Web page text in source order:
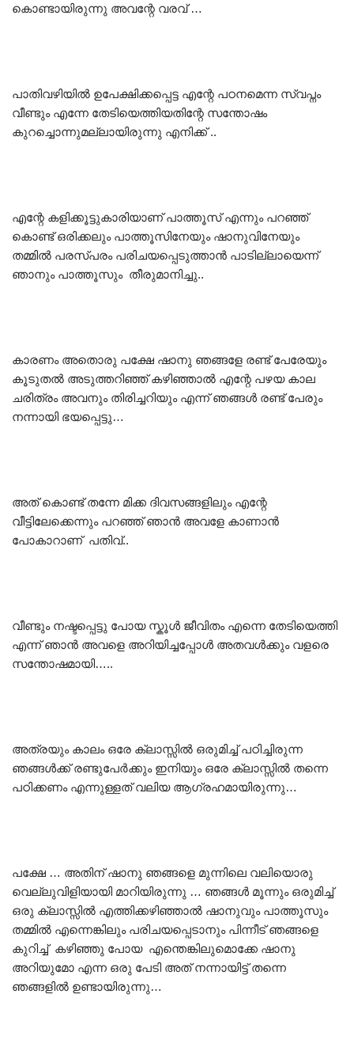
കൊണ്ടായിരുന്നു അവന്റേ വരവ് …
പാതിവഴിയിൽ ഉപേക്ഷിക്കപ്പെട്ട എന്റേ പഠനമെന്ന സ്വപ്നം
വീണ്ടും എന്നേ തേടിയെത്തിയതിന്റേ സന്തോഷം
കുറച്ചൊന്നുമല്ലായിരുന്നു എനിക്ക് ..
എന്റേ കളിക്കൂട്ടുകാരിയാണ് പാത്തൂസ് എന്നും പറഞ്ഞ്
കൊണ്ട് ഒരിക്കലും പാത്തൂസിനേയും ഷാനുവിനേയും
തമ്മിൽ പരസ്പരം പരിചയപ്പെടുത്താൻ പാടില്ലായെന്ന്
ഞാനും പാത്തൂസും തീരുമാനിച്ചു..
കാരണം അതൊരു പക്ഷേ ഷാനു ഞങ്ങളേ രണ്ട് പേരേയും
കൂടുതൽ അടുത്തറിഞ്ഞ് കഴിഞ്ഞാൽ എന്റേ പഴയ കാല
ചരിത്രം അവനും തിരിച്ചറിയും എന്ന് ഞങ്ങൾ രണ്ട് പേരും
നന്നായി ഭയപ്പെട്ടു…
അത് കൊണ്ട് തന്നേ മിക്ക ദിവസങ്ങളിലും എന്റേ
വീട്ടിലേക്കെന്നും പറഞ്ഞ് ഞാൻ അവളേ കാണാൻ
പോകാറാണ് പതിവ്..
വീണ്ടും നഷ്ടപ്പെട്ടു പോയ സ്കൂൾ ജീവിതം എന്നെ തേടിയെത്തി
എന്ന് ഞാൻ അവളെ അറിയിച്ചപ്പോൾ അതവൾക്കും വളരെ
സന്തോഷമായി…..
അത്രയും കാലം ഒരേ ക്ലാസ്സിൽ ഒരുമിച്ച് പഠിച്ചിരുന്ന
ഞങ്ങൾക്ക് രണ്ടുപേർക്കും ഇനിയും ഒരേ ക്ലാസ്സിൽ തന്നെ
പഠിക്കണം എന്നുള്ളത് വലിയ ആഗ്രഹമായിരുന്നു…
പക്ഷേ … അതിന് ഷാനു ഞങ്ങളെ മുന്നിലെ വലിയൊരു
വെല്ലുവിളിയായി മാറിയിരുന്നു … ഞങ്ങൾ മൂന്നും ഒരുമിച്ച്
ഒരു ക്ലാസ്സിൽ എത്തിക്കഴിഞ്ഞാൽ ഷാനുവും പാത്തൂസും
തമ്മിൽ എന്നെങ്കിലും പരിചയപ്പെടാനും പിന്നീട് ഞങ്ങളെ
കുറിച്ച് കഴിഞ്ഞു പോയ എന്തെങ്കിലുമൊക്കേ ഷാനു
അറിയുമോ എന്ന ഒരു പേടി അത് നന്നായിട്ട് തന്നെ
ഞങ്ങളിൽ ഉണ്ടായിരുന്നു…